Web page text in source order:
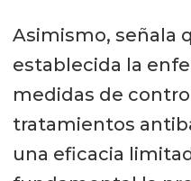
Asimismo, señala
establecida la
medidas de
tratamientos
una eficacia